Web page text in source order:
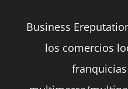
en
la
Business
los comercios